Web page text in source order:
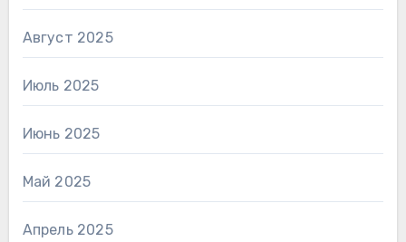
Август 2025
Июль 2025
Июнь 2025
Май 2025
Апрель 2025